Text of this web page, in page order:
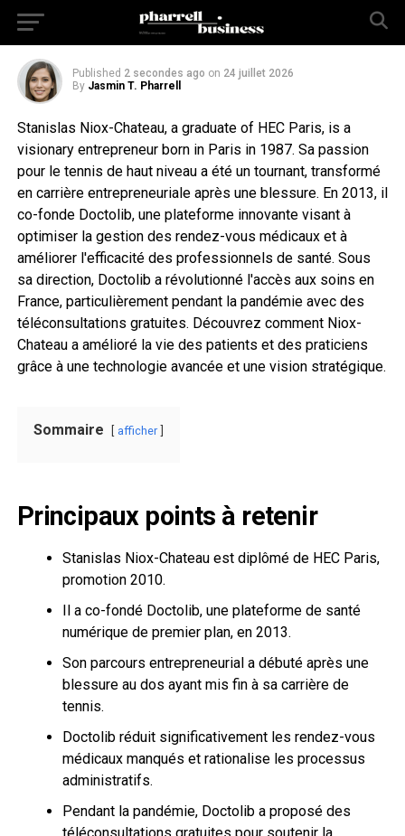
Découvrez son parcours révolutionnaire !
Published 2 secondes ago on 24 juillet 2026
By Jasmin T. Pharrell
Stanislas Niox-Chateau, a graduate of HEC Paris, is a
visionary entrepreneur born in Paris in 1987. Sa passion
pour le tennis de haut niveau a été un tournant, transformé
en carrière entrepreneuriale après une blessure. En 2013, il
co-fonde Doctolib, une plateforme innovante visant à
optimiser la gestion des rendez-vous médicaux et à
améliorer l'efficacité des professionnels de santé. Sous
sa direction, Doctolib a révolutionné l'accès aux soins en
France, particulièrement pendant la pandémie avec des
téléconsultations gratuites. Découvrez comment Niox-
Chateau a amélioré la vie des patients et des praticiens
grâce à une technologie avancée et une vision stratégique.
Sommaire afficher
Principaux points à retenir
Stanislas Niox-Chateau est diplômé de HEC Paris,
promotion 2010.
Il a co-fondé Doctolib, une plateforme de santé
numérique de premier plan, en 2013.
Son parcours entrepreneurial a débuté après une
blessure au dos ayant mis fin à sa carrière de
tennis.
Doctolib réduit significativement les rendez-vous
médicaux manqués et rationalise les processus
administratifs.
Pendant la pandémie, Doctolib a proposé des